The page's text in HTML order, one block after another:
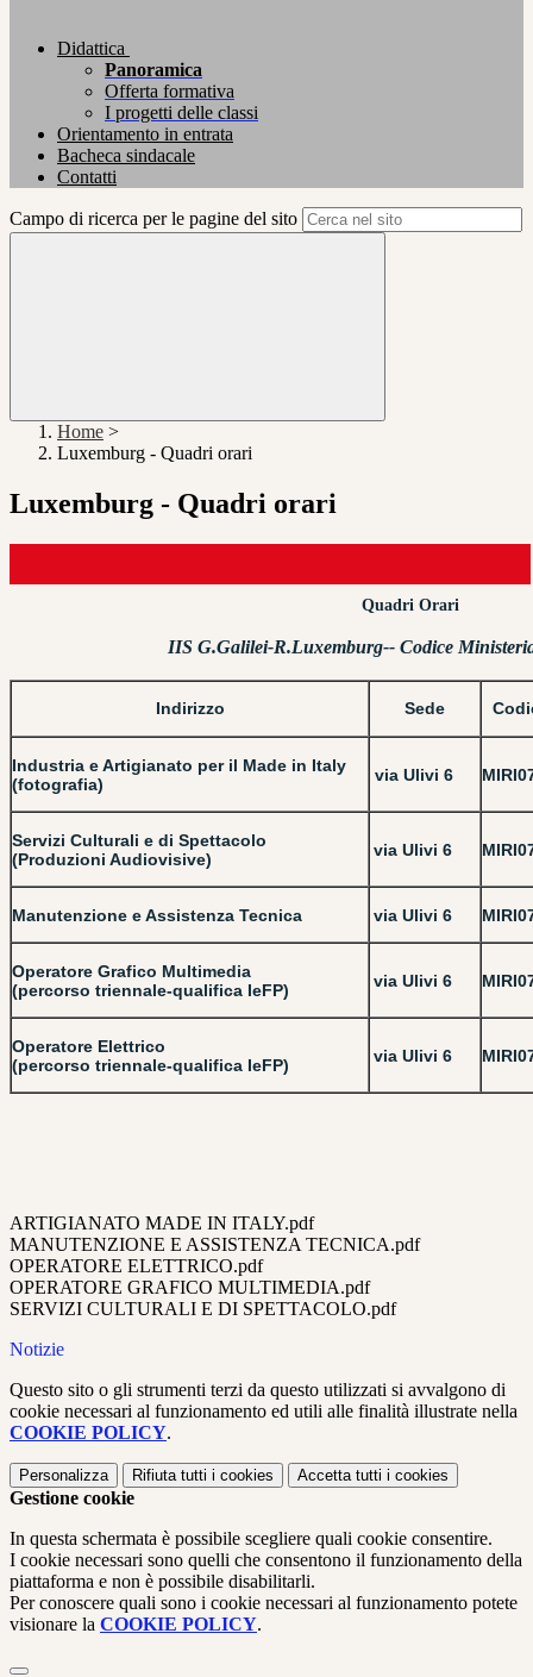
Didattica
Panoramica
Offerta formativa
I progetti delle classi
Orientamento in entrata
Bacheca sindacale
Contatti
Campo di ricerca per le pagine del sito
Home >
Luxemburg - Quadri orari
Luxemburg - Quadri orari
Quadri Orari
IIS G.Galilei-R.Luxemburg-- Codice
Indirizzo Sede
Industria e Artigianato per il Made in Italy
(fotografia)
via Ulivi 6
Servizi Culturali e di Spettacolo
(Produzioni Audiovisive)
via Ulivi 6
Manutenzione e Assistenza Tecnica via Ulivi 6
Operatore Grafico Multimedia
(percorso triennale-qualifica IeFP)
via Ulivi 6
Operatore Elettrico
(percorso triennale-qualifica IeFP)
via Ulivi 6
ARTIGIANATO MADE IN ITALY.pdf
MANUTENZIONE E ASSISTENZA TECNICA.pdf
OPERATORE ELETTRICO.pdf
OPERATORE GRAFICO MULTIMEDIA.pdf
SERVIZI CULTURALI E DI SPETTACOLO.pdf
Notizie
Questo sito o gli strumenti terzi da questo utilizzati si avvalgono di
cookie necessari al funzionamento ed utili alle finalità illustrate nella
COOKIE POLICY.
Personalizza Rifiuta tutti i cookies Accetta tutti i cookies
Gestione cookie
In questa schermata è possibile scegliere quali cookie consentire.
I cookie necessari sono quelli che consentono il funzionamento della
piattaforma e non è possibile disabilitarli.
Per conoscere quali sono i cookie necessari al funzionamento potete
visionare la COOKIE POLICY.